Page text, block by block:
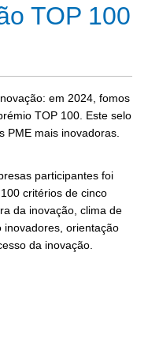
TOP 100
em 2024, fomos
TOP 100. Este selo
PME mais inovadoras.
participantes foi
critérios de cinco
da inovação, clima de
inovadores, orientação
da inovação.